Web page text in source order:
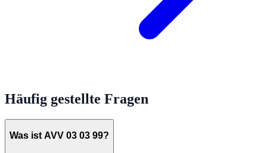
Häufig gestellte Fragen
Was ist AVV 03 03 99?